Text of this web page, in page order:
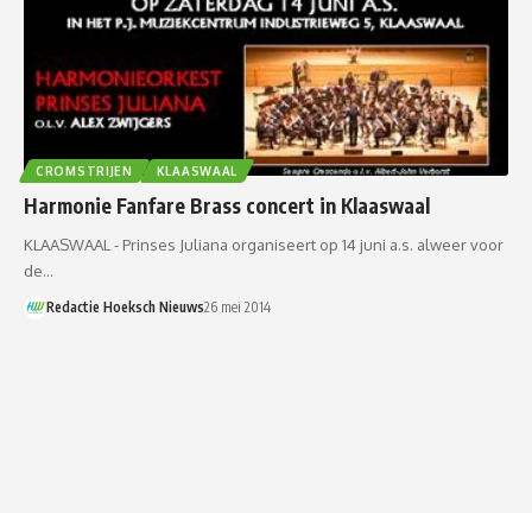
CROMSTRIJEN KLAASWAAL
Harmonie Fanfare Brass concert in Klaaswaal
KLAASWAAL - Prinses Juliana organiseert op 14 juni a.s. alweer voor
de…
Redactie Hoeksch Nieuws26 mei 2014